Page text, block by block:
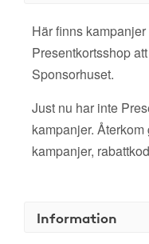
Här finns
Presentkortsshop
Sponsorhuset.
Just nu har inte
kampanjer.
kampanjer,
Information